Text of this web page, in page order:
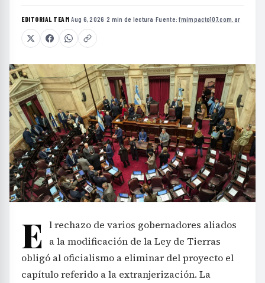
EDITORIAL TEAM·Aug 6, 2026 ·2 min de lectura ·Fuente:fmimpacto107.com.ar
E l rechazo de varios gobernadores aliados
a la modificación de la Ley de Tierras
obligó al oficialismo a eliminar del proyecto el
capítulo referido a la extranjerización. La